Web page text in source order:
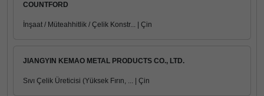
COUNTFORD
İnşaat / Müteahhitlik / Çelik Konstr... | Çin
JIANGYIN KEMAO METAL PRODUCTS CO., LTD.
Sıvı Çelik Üreticisi (Yüksek Fırın, ... | Çin